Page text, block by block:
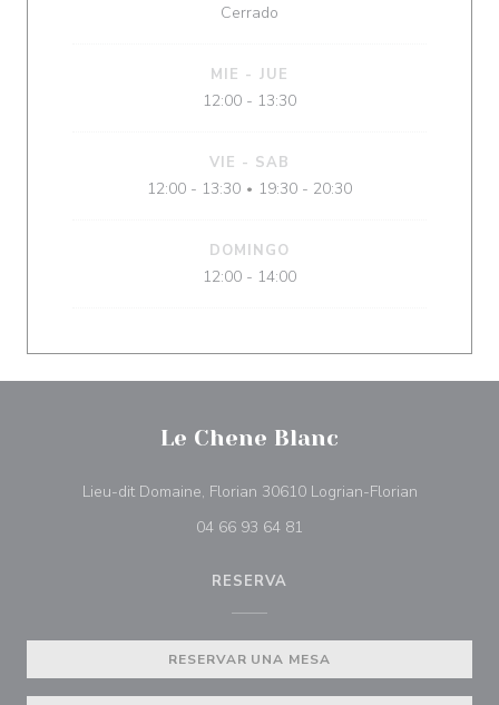
Cerrado
MIE - JUE
12:00 - 13:30
VIE - SAB
12:00 - 13:30 • 19:30 - 20:30
DOMINGO
12:00 - 14:00
Le Chene Blanc
Lieu-dit Domaine, Florian 30610 Logrian-Florian((abre en
04 66 93 64 81
RESERVA
RESERVAR UNA MESA